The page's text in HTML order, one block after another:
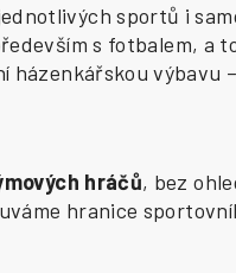
sportů i
s fotbalem, a
házenkářskou výbavu
hráčů, bez
hranice